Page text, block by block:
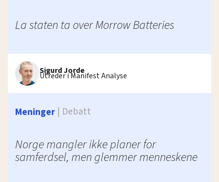
La staten ta over Morrow Batteries
Sigurd Jorde
Utreder i Manifest Analyse
Meninger Debatt
Norge mangler ikke planer for
samferdsel, men glemmer menneskene